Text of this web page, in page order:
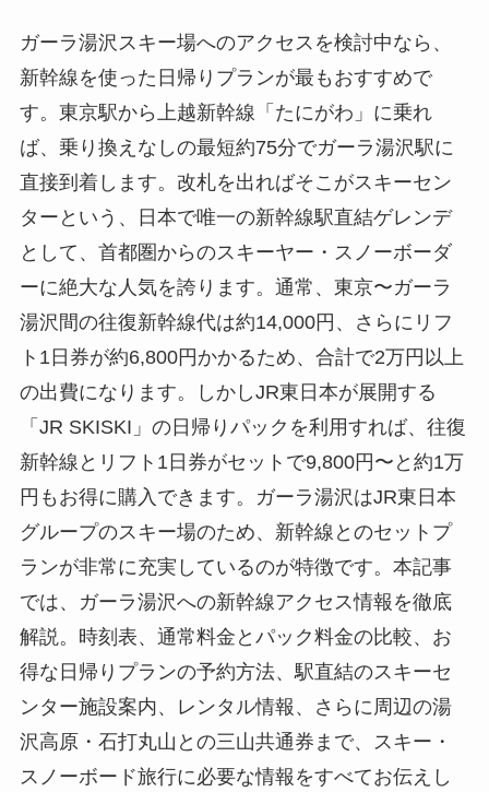
ガーラ湯沢スキー場へのアクセスを検討中なら、
新幹線を使った日帰りプランが最もおすすめで
す。東京駅から上越新幹線「たにがわ」に乗れ
ば、乗り換えなしの最短約75分でガーラ湯沢駅に
直接到着します。改札を出ればそこがスキーセン
ターという、日本で唯一の新幹線駅直結ゲレンデ
として、首都圏からのスキーヤー・スノーボーダ
ーに絶大な人気を誇ります。通常、東京〜ガーラ
湯沢間の往復新幹線代は約14,000円、さらにリフ
ト1日券が約6,800円かかるため、合計で2万円以上
の出費になります。しかしJR東日本が展開する
「JR SKISKI」の日帰りパックを利用すれば、往復
新幹線とリフト1日券がセットで9,800円〜と約1万
円もお得に購入できます。ガーラ湯沢はJR東日本
グループのスキー場のため、新幹線とのセットプ
ランが非常に充実しているのが特徴です。本記事
では、ガーラ湯沢への新幹線アクセス情報を徹底
解説。時刻表、通常料金とパック料金の比較、お
得な日帰りプランの予約方法、駅直結のスキーセ
ンター施設案内、レンタル情報、さらに周辺の湯
沢高原・石打丸山との三山共通券まで、スキー・
スノーボード旅行に必要な情報をすべてお伝えし